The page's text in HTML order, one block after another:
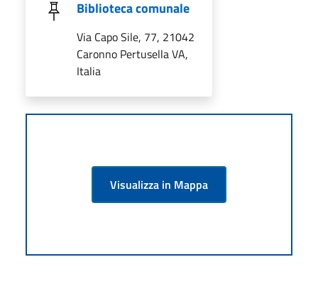
Biblioteca comunale
Via Capo Sile, 77, 21042
Caronno Pertusella VA,
Italia
Visualizza in Mappa